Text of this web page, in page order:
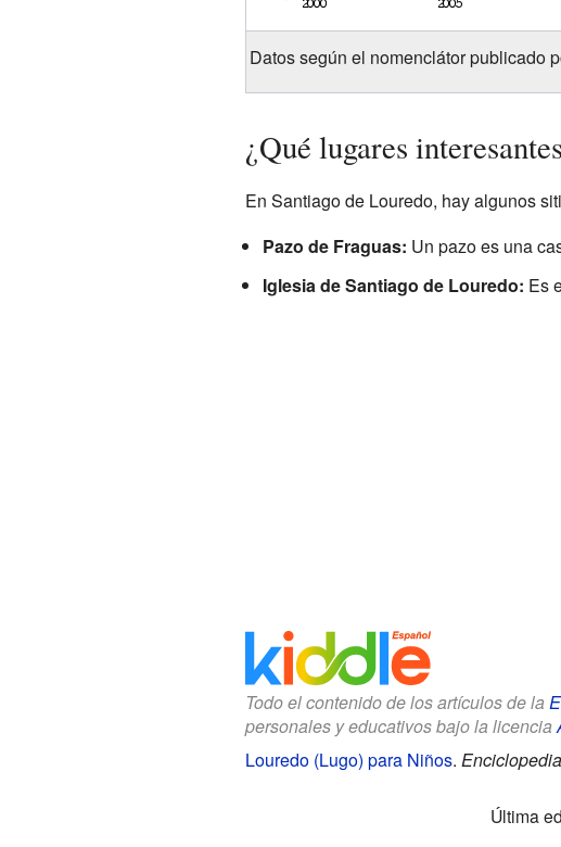
Datos según el nomenclátor publicado
¿Qué lugares
En Santiago de Louredo, hay algunos
Pazo de Fraguas: Un pazo es una
Iglesia de Santiago de Louredo: Es
Todo el contenido de los artículos de la
personales y educativos bajo la licencia
Louredo (Lugo) para Niños.
Última